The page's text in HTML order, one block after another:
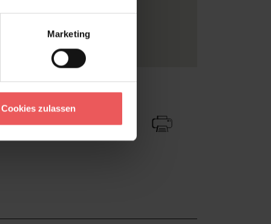
Marketing
Cookies zulassen